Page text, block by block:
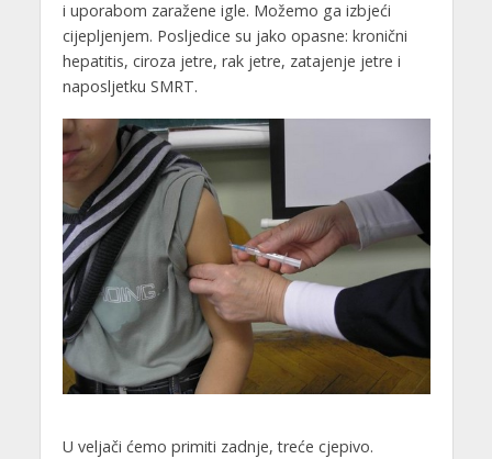
i uporabom zaražene igle. Možemo ga izbjeći
cijepljenjem. Posljedice su jako opasne: kronični
hepatitis, ciroza jetre, rak jetre, zatajenje jetre i
naposljetku SMRT.
U veljači ćemo primiti zadnje, treće cjepivo.